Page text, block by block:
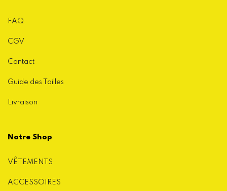
FAQ
CGV
Contact
Guide des Tailles
Livraison
Notre Shop
VÊTEMENTS
ACCESSOIRES